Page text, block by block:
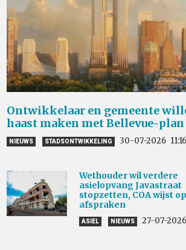
Ontwikkelaar en gemeente
haast maken met Bellevue-plan
NIEUWS STADSONTWIKKELING 30-07-2026 11:16
Wethouder wil verdere
asielopvang Javastraat
stopzetten, COA wijst op
afspraken
ASIEL NIEUWS 27-07-2026